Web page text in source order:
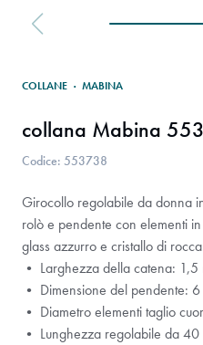
COLLANE · MABINA
collana Mabina
Codice: 553738
Girocollo regolabile da donna
rolò e pendente con elementi
glass azzurro e cristallo di
• Larghezza della catena: 1,5
• Dimensione del pendente:
• Diametro elementi taglio
• Lunghezza regolabile da